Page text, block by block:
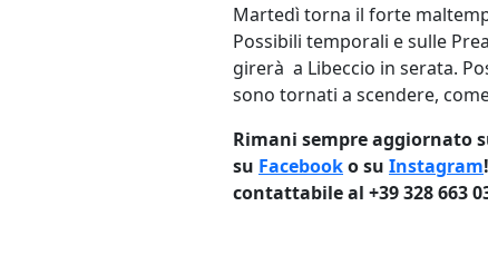
Martedì torna il forte
Possibili temporali e sulle
girerà a Libeccio in serata.
sono tornati a scendere,
Rimani sempre aggiornato
su Facebooko su Instagram
contattabile al +39 328 663